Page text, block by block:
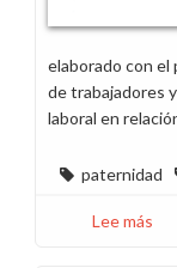
elaborado con el
de trabajadores
laboral en
paternidad
Lee más